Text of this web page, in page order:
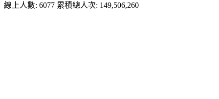
線上人數: 6077 累積總人次: 149,506,260